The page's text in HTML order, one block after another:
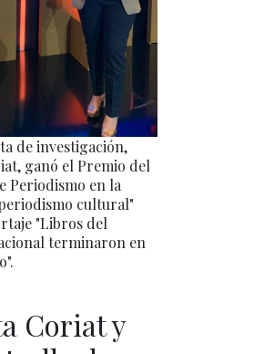
de investigación,
ganó el Premio del
Periodismo en la
cultural"
"Libros del
terminaron en
Coriat y